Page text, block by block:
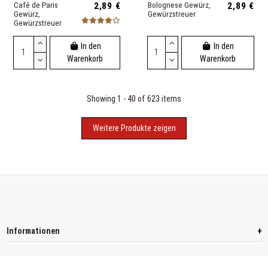
Café de Paris
Gewürz,
Gewürzstreuer
2,89 €
In den
Warenkorb
Bolognese Gewürz,
Gewürzstreuer
2,89 €
In den
Warenkorb
Showing 1 - 40 of 623 items
Weitere Produkte zeigen
Informationen +